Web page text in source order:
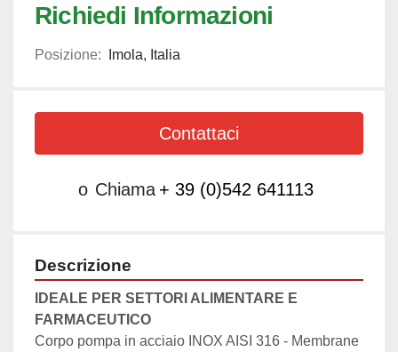
Richiedi Informazioni
Posizione: Imola, Italia
Contattaci
o Chiama + 39 (0)542 641113
Descrizione
IDEALE PER SETTORI ALIMENTARE E
FARMACEUTICO
Corpo pompa in acciaio INOX AISI 316 - Membrane